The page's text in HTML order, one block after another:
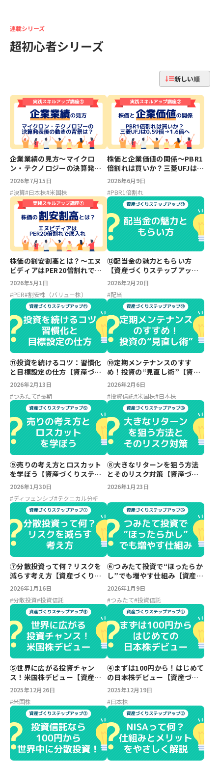
連載シリーズ
超初心者シリーズ
新しい順
企業業績の見方〜マイクロ
ン・テクノロジーの決算発表
後の動きの背景は？：実践ス
キルアップ講座③
2026年7月15日
#決算#日本株#米国株
株価と企業価値の関係～PBR1
倍割れは買いか？三菱UFJは
0.59倍→1.6倍へ：実践スキル
アップ講座②
2026年6月9日
#PBR1倍割れ
株価の割安割高とは？～エヌ
ビディアはPER20倍割れで底
入れ：実践スキルアップ講座
①
2026年5月1日
#PER#割安株（バリュー株）
⑫配当金の魅力ともらい方
【資産づくりステップアッ
プ】
2026年2月20日
#配当
⑪投資を続けるコツ：習慣化
と目標設定の仕方【資産づく
りステップアップ】
2026年2月13日
#つみたて#長期
⑩定期メンテナンスのすす
め！投資の“見直し術”【資産
づくりステップアップ】
2026年2月6日
#投資信託#米国株#日本株
⑨売りの考え方とロスカット
を学ぼう【資産づくりステッ
プアップ】
2026年1月30日
#ディフェンシブ#テクニカル分析
⑧大きなリターンを狙う方法
とそのリスク対策【資産づく
りステップアップ】
2026年1月23日
⑦分散投資って何？リスクを
減らす考え方【資産づくりス
テップアップ】
2026年1月16日
#分散投資#投資信託
⑥つみたて投資で“ほったらか
し”でも増やす仕組み【資産づ
くりステップアップ】
2026年1月9日
#つみたて#投資信託
⑤世界に広がる投資チャン
ス！米国株デビュー【資産づ
くりステップアップ】
2025年12月26日
#米国株
④まずは100円から！はじめて
の日本株デビュー【資産づく
りステップアップ】
2025年12月19日
#日本株